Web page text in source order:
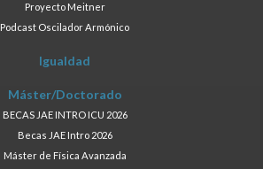
Proyecto Meitner
Podcast Oscilador Armónico
Igualdad
Máster/Doctorado
BECAS JAE INTRO ICU 2026
Becas JAE Intro 2026
Máster de Física Avanzada